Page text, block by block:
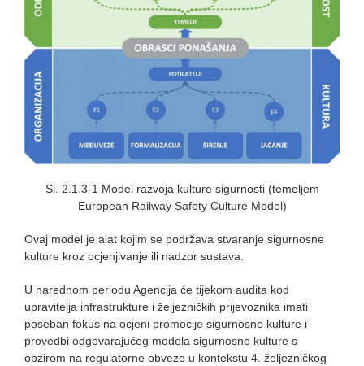
Sl. 2.1.3-1 Model razvoja kulture sigurnosti (temeljem
European Railway Safety Culture Model)
Ovaj model je alat kojim se podržava stvaranje sigurnosne
kulture kroz ocjenjivanje ili nadzor sustava.
U narednom periodu Agencija će tijekom audita kod
upravitelja infrastrukture i željezničkih prijevoznika imati
poseban fokus na ocjeni promocije sigurnosne kulture i
provedbi odgovarajućeg modela sigurnosne kulture s
obzirom na regulatorne obveze u kontekstu 4. željezničkog